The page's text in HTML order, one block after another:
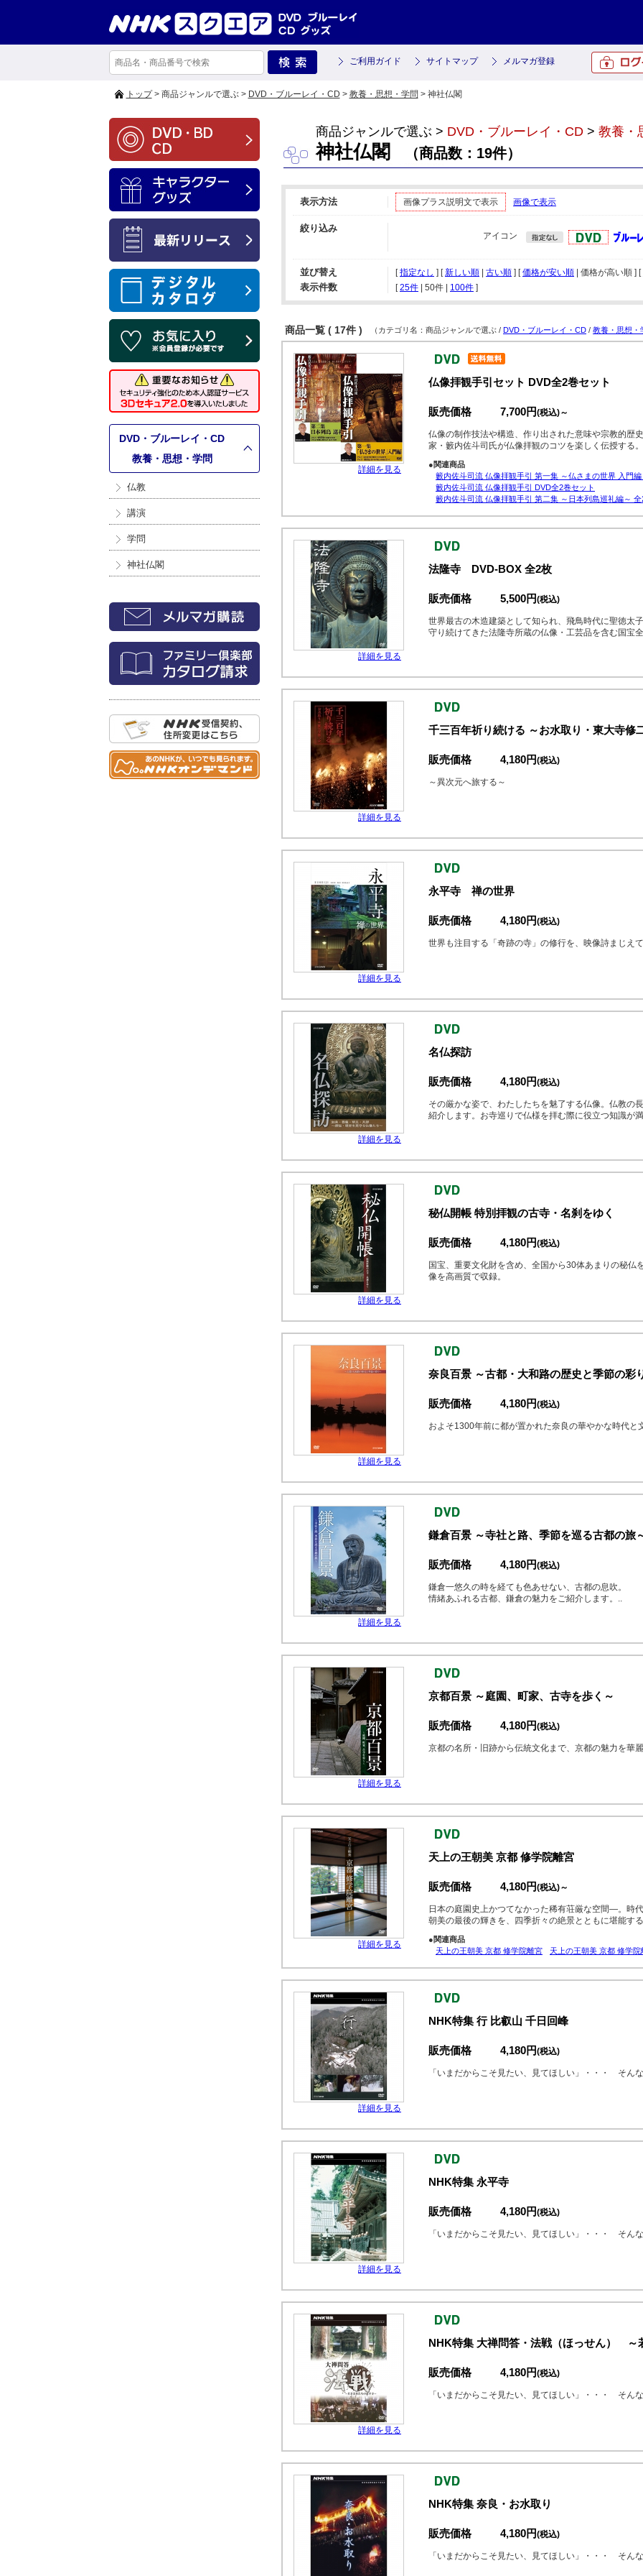
ご利用ガイド サイトマップ メルマガ登録
トップ> 商品ジャンルで選ぶ > DVD・ブルーレイ・CD > 教養・思想・学問 > 神社仏閣
DVD・ブルーレイ・CD
教養・思想・学問
仏教
講演
学問
神社仏閣
商品ジャンルで選ぶ > DVD・ブルーレイ・CD > 教養・
神社仏閣 （商品数：19件）
表示方法 画像プラス説明文で表示 画像で表示
絞り込み
アイコン
並び替え [指定なし ] [新しい順 古い順 ] [価格が安い順 | 価格が高い順 ] [
表示件数 [ 25件 50件 100件 ]
商品一覧 ( 17件 ) （カテゴリ名：商品ジャンルで選ぶ / DVD・ブルーレイ・CD / 教養・思想・
詳細を見る
仏像拝観手引セット DVD全2巻セット
販売価格 7,700円(税込)～
仏像の制作技法や構造、作り出された意味や宗教的歴
家・籔内佐斗司氏が仏像拝観のコツを楽しく伝授する。
●関連商品
籔内佐斗司流 仏像拝観手引 第一集 ～仏さまの世界 入門編
籔内佐斗司流 仏像拝観手引 DVD全2巻セット
籔内佐斗司流 仏像拝観手引 第二集 ～日本列島巡礼編～ 全
詳細を見る
法隆寺 DVD-BOX 全2枚
販売価格 5,500円(税込)
世界最古の木造建築として知られ、飛鳥時代に聖徳太
守り続けてきた法隆寺所蔵の仏像・工芸品を含む国宝
詳細を見る
千三百年祈り続ける ～お水取り・東大寺修
販売価格 4,180円(税込)
～異次元へ旅する～
詳細を見る
永平寺 禅の世界
販売価格 4,180円(税込)
世界も注目する「奇跡の寺」の修行を、映像詩まじえて
詳細を見る
名仏探訪
販売価格 4,180円(税込)
その厳かな姿で、わたしたちを魅了する仏像。仏教の
紹介します。お寺巡りで仏様を拝む際に役立つ知識が満
詳細を見る
秘仏開帳 特別拝観の古寺・名刹をゆく
販売価格 4,180円(税込)
国宝、重要文化財を含め、全国から30体あまりの秘
像を高画質で収録。
詳細を見る
奈良百景 ～古都・大和路の歴史と季節の彩
販売価格 4,180円(税込)
およそ1300年前に都が置かれた奈良の華やかな時代と
詳細を見る
鎌倉百景 ～寺社と路、季節を巡る古都の旅
販売価格 4,180円(税込)
鎌倉一悠久の時を経ても色あせない、古都の息吹。
情緒あふれる古都、鎌倉の魅力をご紹介します。..
詳細を見る
京都百景 ～庭園、町家、古寺を歩く～
販売価格 4,180円(税込)
京都の名所・旧跡から伝統文化まで、京都の魅力を華
詳細を見る
天上の王朝美 京都 修学院離宮
販売価格 4,180円(税込)～
日本の庭園史上かつてなかった稀有荘厳な空間―。時
朝美の最後の輝きを、四季折々の絶景とともに堪能する
●関連商品
天上の王朝美 京都 修学院離宮
天上の王朝美 京都 修学院
詳細を見る
NHK特集 行 比叡山 千日回峰
販売価格 4,180円(税込)
「いまだからこそ見たい、見てほしい」・・・ そんな
詳細を見る
NHK特集 永平寺
販売価格 4,180円(税込)
「いまだからこそ見たい、見てほしい」・・・ そんな
詳細を見る
NHK特集 大禅問答・法戦（ほっせん） ～
販売価格 4,180円(税込)
「いまだからこそ見たい、見てほしい」・・・ そんな
NHK特集 奈良・お水取り
販売価格 4,180円(税込)
「いまだからこそ見たい、見てほしい」・・・ そんな